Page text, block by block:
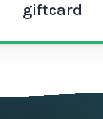
giftcard